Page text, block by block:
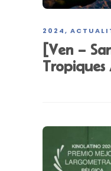
2024 ,
[Ven –
Tropiques